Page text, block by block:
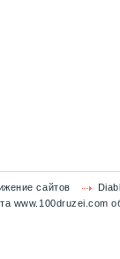
сайтов
www.100druzei.com